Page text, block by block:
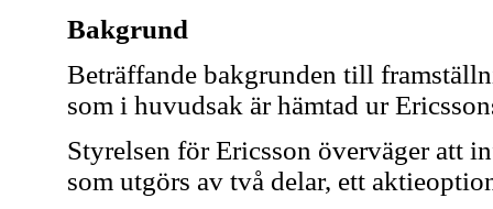
Bakgrund
Beträffande bakgrunden till
som i huvudsak är hämtad ur
Styrelsen för Ericsson överväger att
som utgörs av två delar, ett